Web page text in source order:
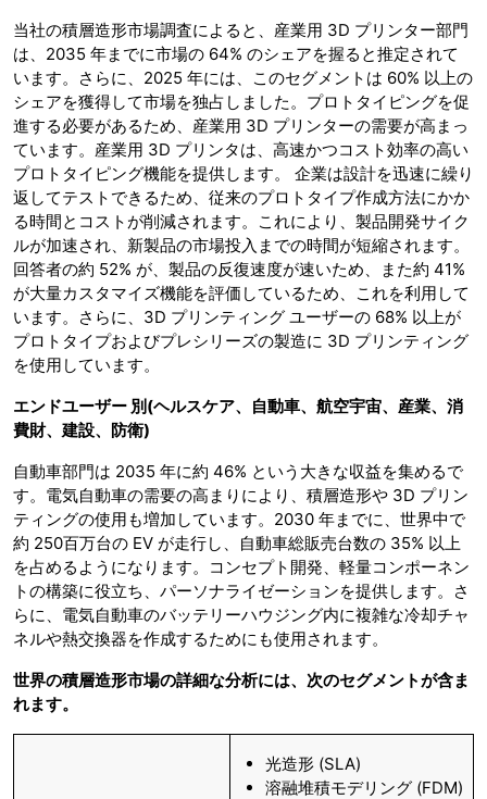
当社の積層造形市場調査によると、産業用 3D プリンター部門
は、2035 年までに市場の 64% のシェアを握ると推定されて
います。さらに、2025 年には、このセグメントは 60% 以上の
シェアを獲得して市場を独占しました。プロトタイピングを促
進する必要があるため、産業用 3D プリンターの需要が高まっ
ています。産業用 3D プリンタは、高速かつコスト効率の高い
プロトタイピング機能を提供します。 企業は設計を迅速に繰り
返してテストできるため、従来のプロトタイプ作成方法にかか
る時間とコストが削減されます。これにより、製品開発サイク
ルが加速され、新製品の市場投入までの時間が短縮されます。
回答者の約 52% が、製品の反復速度が速いため、また約 41%
が大量カスタマイズ機能を評価しているため、これを利用して
います。さらに、3D プリンティング ユーザーの 68% 以上が
プロトタイプおよびプレシリーズの製造に 3D プリンティング
を使用しています。
エンドユーザー 別(ヘルスケア、自動車、航空宇宙、産業、消
費財、建設、防衛)
自動車部門は 2035 年に約 46% という大きな収益を集めるで
す。電気自動車の需要の高まりにより、積層造形や 3D プリン
ティングの使用も増加しています。2030 年までに、世界中で
約 250百万台の EV が走行し、自動車総販売台数の 35% 以上
を占めるようになります。コンセプト開発、軽量コンポーネン
トの構築に役立ち、パーソナライゼーションを提供します。さ
らに、電気自動車のバッテリーハウジング内に複雑な冷却チャ
ネルや熱交換器を作成するためにも使用されます。
世界の積層造形市場の詳細な分析には、次のセグメントが含ま
れます。
光造形 (SLA)
溶融堆積モデリング (FDM)